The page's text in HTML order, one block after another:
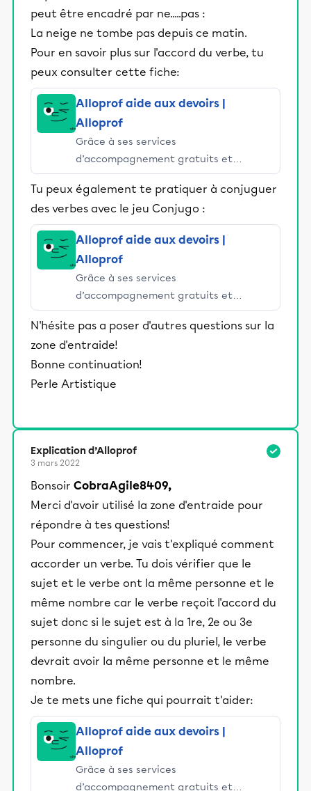
peut être encadré par ne.....pas :
La neige ne tombe pas depuis ce matin.
Pour en savoir plus sur l'accord du verbe, tu
peux consulter cette fiche:
Alloprof aide aux devoirs |
Alloprof
Grâce à ses services
d’accompagnement gratuits et
stimulants, Alloprof engage les élèves
et leurs parents dans la réussite
éducative.
Tu peux également te pratiquer à conjuguer
des verbes avec le jeu Conjugo :
Alloprof aide aux devoirs |
Alloprof
Grâce à ses services
d’accompagnement gratuits et
stimulants, Alloprof engage les élèves
et leurs parents dans la réussite
éducative.
N'hésite pas a poser d'autres questions sur la
zone d'entraide!
Bonne continuation!
Perle Artistique
Explication d’Alloprof
3 mars 2022
Bonsoir CobraAgile8409,
Merci d'avoir utilisé la zone d'entraide pour
répondre à tes questions!
Pour commencer, je vais t'expliqué comment
accorder un verbe. Tu dois vérifier que le
sujet et le verbe ont la même personne et le
même nombre car le verbe reçoit l'accord du
sujet donc si le sujet est à la 1re, 2e ou 3e
personne du singulier ou du pluriel, le verbe
devrait avoir la même personne et le même
nombre.
Je te mets une fiche qui pourrait t'aider:
Alloprof aide aux devoirs |
Alloprof
Grâce à ses services
d’accompagnement gratuits et